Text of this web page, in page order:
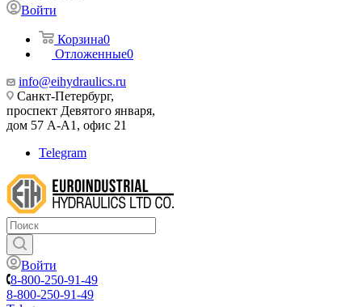
Войти
Корзина0
Отложенные0
info@eihydraulics.ru
Санкт-Петербург,
проспект Девятого января,
дом 57 А-А1, офис 21
Telegram
Войти
8-800-250-91-49
8-800-250-91-49